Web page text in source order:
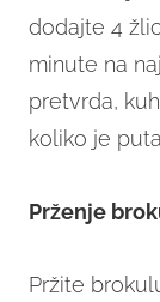
dodajte 4
minute na
pretvrda,
koliko je
Prženje
Pržite